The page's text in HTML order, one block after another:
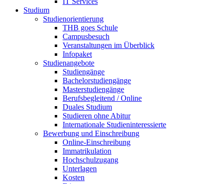
Studium
Studienorientierung
THB goes Schule
Campusbesuch
Veranstaltungen im Überblick
Infopaket
Studienangebote
Studiengänge
Bachelorstudiengänge
Masterstudiengänge
Berufsbegleitend / Online
Duales Studium
Studieren ohne Abitur
Internationale Studieninteressierte
Bewerbung und Einschreibung
Online-Einschreibung
Immatrikulation
Hochschulzugang
Unterlagen
Kosten